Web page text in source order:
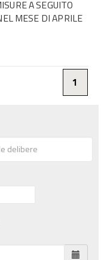
A SEGUITO
MESE DI APRILE
1